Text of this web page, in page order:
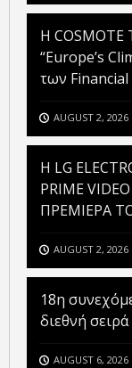
Η COSMOTE
“Europe’s
των Financial
AUGUST 2, 2026
H LG
PRIME
ΠΡΕΜΙΕΡΑ
AUGUST 2, 2026
18η
διεθνή
AUGUST 6, 2026